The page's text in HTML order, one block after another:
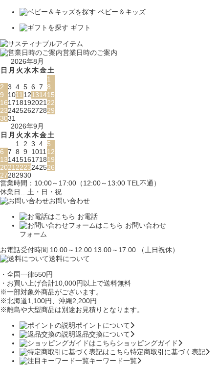
ベビー＆キッズ
ギフト
営業日時のご案内
2026年8月
日 月 火水木金土
1
2 3 4 5 6 7 8
9
101112131415
16171819202122
23242526272829
3031
2026年9月
日 月 火水木金土
1 2 3 4 5
6 7 8 9 101112
13141516171819
20212223242526
27282930
営業時間：10:00～17:00（12:00～13:00 TEL不通）
休業日…土・日・祝
お問い合わせ
お電話
お問い合わせ
フォーム
お電話受付時間 10:00～12:00 13:00～17:00 （土日祝休）
送料について
・全国一律550円
・お買い上げ合計10,000円 以上で送料無料
※一部対象外商品がございます。
※北海道1,100円、沖縄2,200円
※離島や大型商品は別途お見積りとなります。
ポイントについて
返品交換について
ショッピングガイド
特定商取引に基づく表記
キーワード一覧